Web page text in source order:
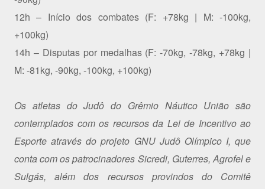
12h – Início dos combates (F: +78kg | M: -100kg,
+100kg)
14h – Disputas por medalhas (F: -70kg, -78kg, +78kg |
M: -81kg, -90kg, -100kg, +100kg)
Os atletas do Judô do Grêmio Náutico União são
contemplados com os recursos da Lei de Incentivo ao
Esporte através do projeto GNU Judô Olímpico I, que
conta com os patrocinadores Sicredi, Guterres, Agrofel e
Sulgás, além dos recursos provindos do Comitê